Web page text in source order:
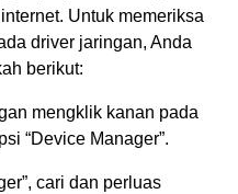
Untuk memeriksa
driver jaringan, Anda
berikut:
mengklik kanan pada
“Device Manager”.
cari dan perluas